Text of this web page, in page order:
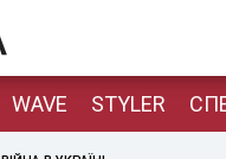
WAVE STYLER